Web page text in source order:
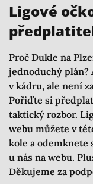
Ligové
Proč Dukle na
jednoduchý plán?
v kádru, ale není
Pořiďte si
taktický rozbor.
webu můžete v
kole a odemknete
u nás na webu.
Děkujeme za